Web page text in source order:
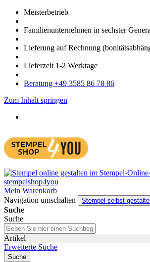
Meister­betrieb
Familien­unter­nehmen in sechster
Lieferung auf Rech­nung
Liefer­zeit 1-2 Werk­tage
Bera­tung +49 3585 86 78 86
Zum Inhalt springen
Mein Warenkorb
Navigation umschalten
Stempel selbst
Suche
Suche
Artikel
Erweiterte Suche
Suche